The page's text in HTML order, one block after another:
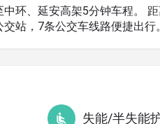
中环、延安高架5分钟车程。
站，7条公交车线路便捷出行。
失能/半失能